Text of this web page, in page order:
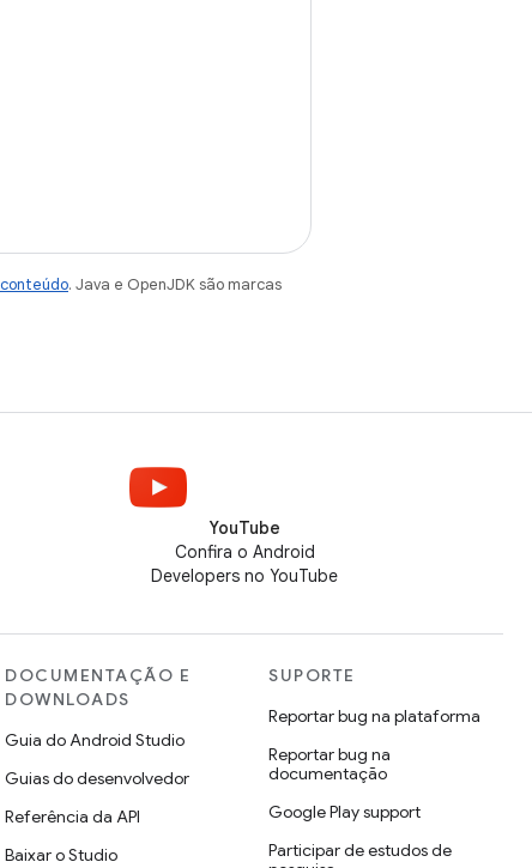
. Java e OpenJDK são marcas
YouTube
Confira o Android
Developers no YouTube
DOCUMENTAÇÃO E
DOWNLOADS
Guia do Android Studio
Guias do desenvolvedor
Referência da API
Baixar o Studio
SUPORTE
Reportar bug na plataforma
Reportar bug na
documentação
Google Play support
Participar de estudos de